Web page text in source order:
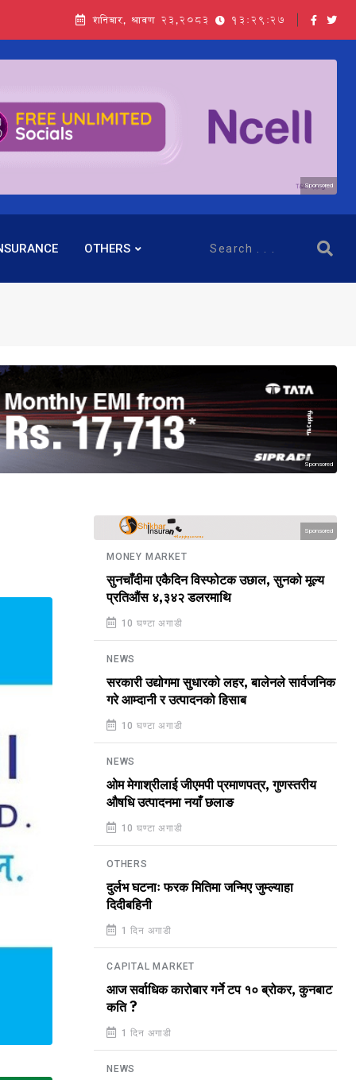
शनिबार, श्रावण २३,२०८३ 13:29:28
Sponsored
OTHERS
Sponsored
Sponsored
MONEY MARKET
सुनचाँदीमा एकैदिन विस्फोटक उछाल, सुनको मूल्य
प्रतिऔंस ४,३४२ डलरमाथि
10 घण्टा अगाडी
NEWS
सरकारी उद्योगमा सुधारको लहर, बालेनले सार्वजनिक
गरे आम्दानी र उत्पादनको हिसाब
10 घण्टा अगाडी
NEWS
ओम मेगाश्रीलाई जीएमपी प्रमाणपत्र, गुणस्तरीय
औषधि उत्पादनमा नयाँ छलाङ
10 घण्टा अगाडी
OTHERS
दुर्लभ घटनाः फरक मितिमा जन्मिए जुम्ल्याहा
दिदीबहिनी
1 दिन अगाडी
CAPITAL MARKET
आज सर्वाधिक कारोबार गर्ने टप १० ब्रोकर, कुनबाट
कति ?
1 दिन अगाडी
NEWS